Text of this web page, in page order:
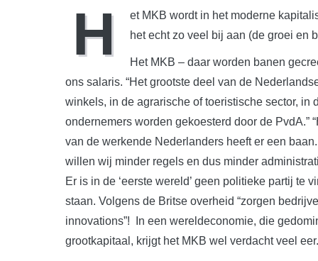
H
et MKB wordt in het moderne
het echt zo veel bij aan (de groei en
Het MKB – daar worden banen
ons salaris. “Het grootste deel van de
winkels, in de agrarische of toeristische sector, in
ondernemers worden gekoesterd door de PvdA.”
van de werkende Nederlanders heeft er een
willen wij minder regels en dus minder
Er is in de ‘eerste wereld’ geen politieke partij te
staan. Volgens de Britse overheid “zorgen
innovations”! In een wereldeconomie, die
grootkapitaal, krijgt het MKB wel verdacht veel eer.